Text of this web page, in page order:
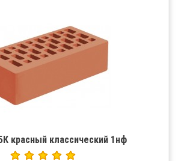
красный классический 1нф